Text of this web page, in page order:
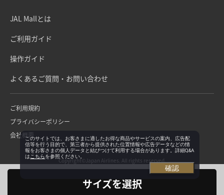
サイズを選択
JAL Mallとは
ご利用ガイド
操作ガイド
よくあるご質問・お問い合わせ
ご利用規約
プライバシーポリシー
会社概要
Copyright©Japan Airlines. All rights reserved.
このサイトでは、お客さまに適したお得な商品やサービスの案内、広告配
信等を行う目的で、第三者から提供された位置情報や広告データなどの情
報をお客さまの個人データと結びつけて利用する場合があります。詳細Q&A
は こちらを参照ください。
確認